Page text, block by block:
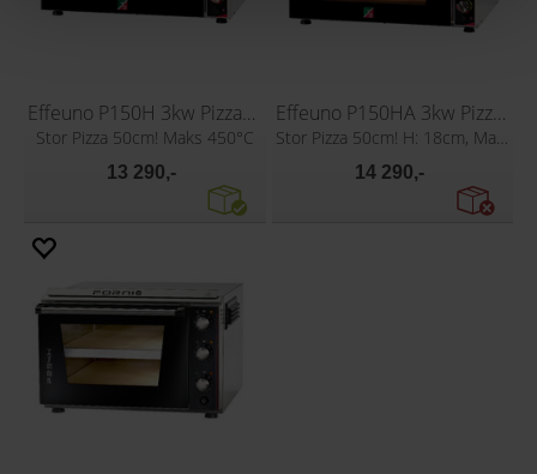
Effeuno P150H 3kw Pizzaovn
Stor Pizza 50cm! Maks 450°C
13 290,-
Effeuno P150HA 3kw Pizzaovn
14 290,-